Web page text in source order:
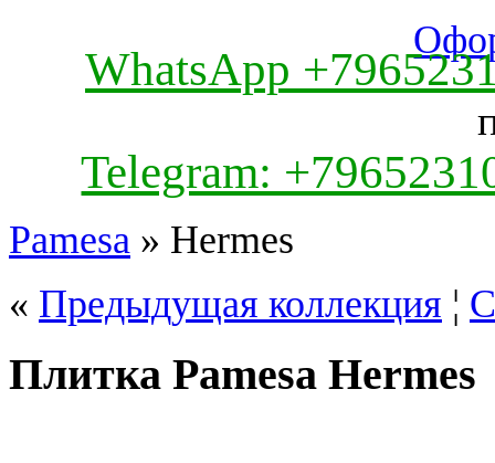
WhatsApp
Telegram:
Pamesa » Hermes
« Предыдущая коллекция ¦
Плитка Pamesa Hermes